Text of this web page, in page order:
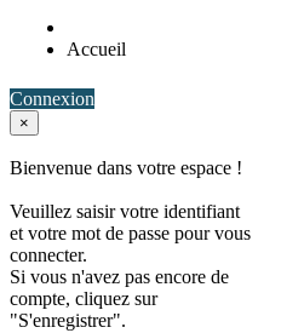
Accueil
Connexion
×
Bienvenue dans votre espace !
Veuillez saisir votre identifiant
et votre mot de passe pour vous
connecter.
Si vous n'avez pas encore de
compte, cliquez sur
"S'enregistrer".